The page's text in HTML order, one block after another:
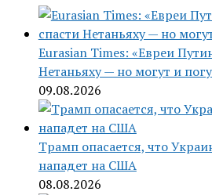
Eurasian Times: «Евреи
Нетаньяху — но могут и
09.08.2026
Трамп опасается, что
нападет на США
08.08.2026